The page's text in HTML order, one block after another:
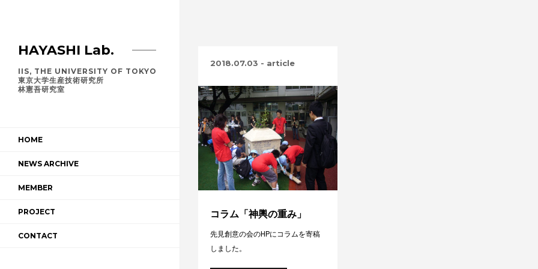
HAYASHI Lab.
IIS, THE UNIVERSITY OF TOKYO
東京大学生産技術研究所
林憲吾研究室
HOME
NEWS ARCHIVE
MEMBER
PROJECT
CONTACT
2018.07.03 - article
コラム「神輿の重み」
先見創意の会のHPにコラムを寄稿
しました。